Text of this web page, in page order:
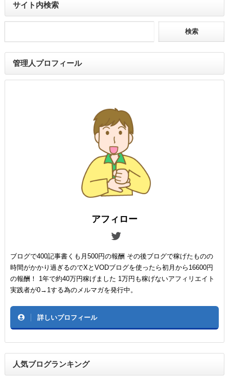
サイト内検索
管理人プロフィール
アフィロー
ブログで400記事書くも月500円の報酬 その後ブログで稼げたものの
時間がかかり過ぎるのでXとVODブログを使ったら初月から16600円
の報酬！ 1年で約40万円稼げました 1万円も稼げないアフィリエイト
実践者が0→1する為のメルマガを発行中。
詳しいプロフィール
人気ブログランキング